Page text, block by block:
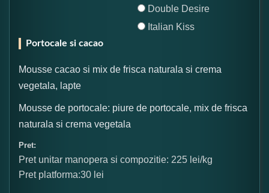
Double Desire
Italian Kiss
Portocale si cacao
Mousse cacao si mix de frisca naturala si crema
vegetala, lapte
Mousse de portocale: piure de portocale, mix de frisca
naturala si crema vegetala
Pret:
Pret unitar manopera si compozitie: 225 lei/kg
Pret platforma:30 lei